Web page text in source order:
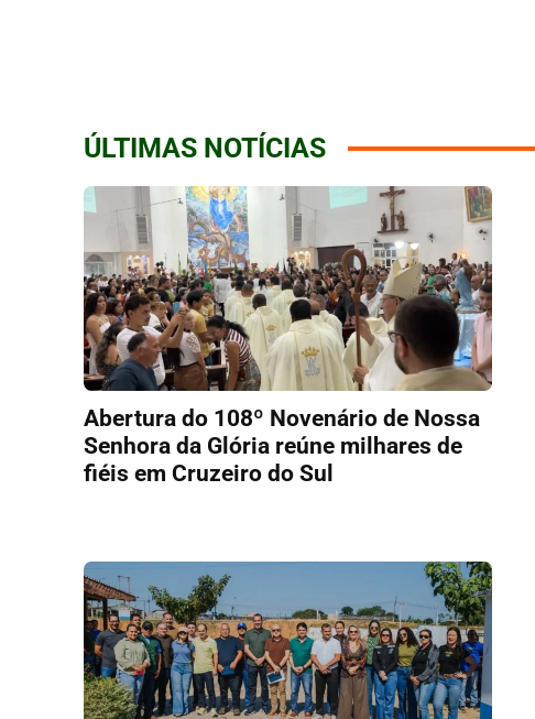
ÚLTIMAS NOTÍCIAS
Abertura do 108º Novenário de Nossa
Senhora da Glória reúne milhares de
fiéis em Cruzeiro do Sul